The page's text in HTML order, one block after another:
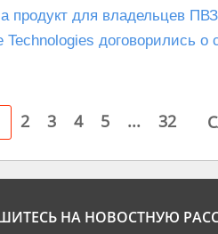
продукт для владельцев ПВЗ
договорились о
2 3 4 5 ... 32
НА НОВОСТНУЮ